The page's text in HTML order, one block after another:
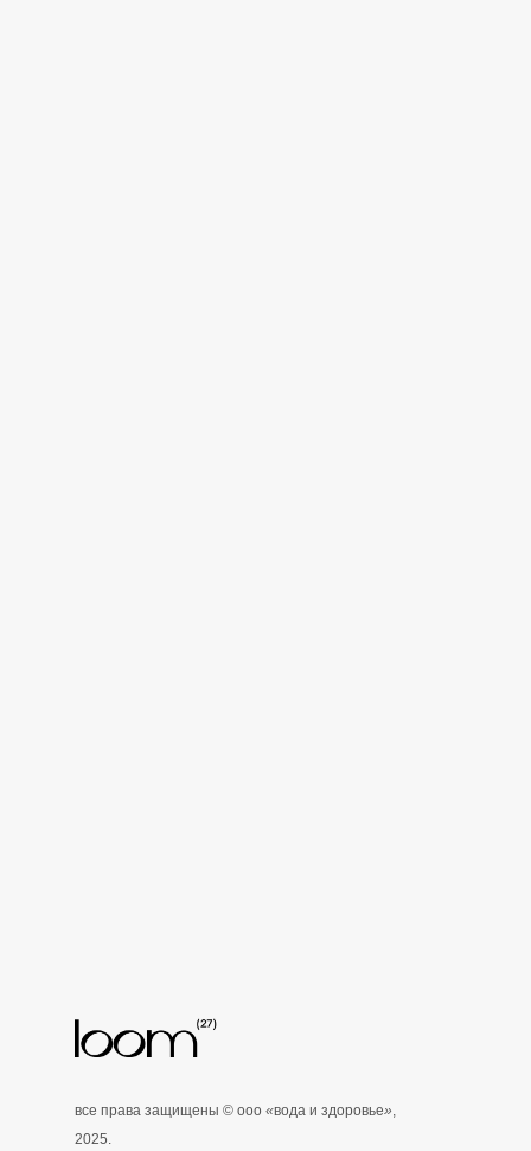
все права защищены © ооо «вода и здоровье»,
2025.